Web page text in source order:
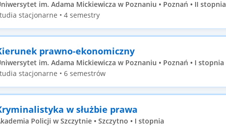
im. Adama Mickiewicza w Poznaniu • Poznań • II stopnia
stacjonarne • 4 semestry
prawno-ekonomiczny
im. Adama Mickiewicza w Poznaniu • Poznań • I stopnia
stacjonarne • 6 semestrów
w służbie prawa
Policji w Szczytnie • Szczytno • I stopnia